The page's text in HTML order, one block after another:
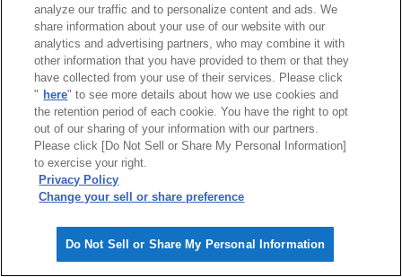
analyze our traffic and to personalize content and ads. We
share information about your use of our website with our
analytics and advertising partners, who may combine it with
other information that you have provided to them or that they
have collected from your use of their services. Please click
" here" to see more details about how we use cookies and
the retention period of each cookie. You have the right to opt
out of our sharing of your information with our partners.
Please click [Do Not Sell or Share My Personal Information]
to exercise your right.
Privacy Policy
Change your sell or share preference
Do Not Sell or Share My Personal Information